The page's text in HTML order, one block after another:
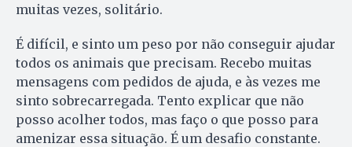
muitas vezes, solitário.
É difícil, e sinto um peso por não conseguir ajudar
todos os animais que precisam. Recebo muitas
mensagens com pedidos de ajuda, e às vezes me
sinto sobrecarregada. Tento explicar que não
posso acolher todos, mas faço o que posso para
amenizar essa situação. É um desafio constante.